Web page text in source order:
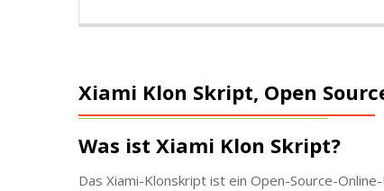
Xiami Klon Skript, Open
Was ist Xiami Klon Skript?
Das Xiami-Klonskript ist ein Open-Source-